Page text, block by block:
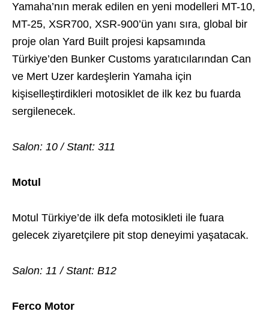
Yamaha’nın merak edilen en yeni modelleri MT-10,
MT-25, XSR700, XSR-900’ün yanı sıra, global bir
proje olan Yard Built projesi kapsamında
Türkiye’den Bunker Customs yaratıcılarından Can
ve Mert Uzer kardeşlerin Yamaha için
kişiselleştirdikleri motosiklet de ilk kez bu fuarda
sergilenecek.
Salon: 10 / Stant: 311
Motul
Motul Türkiye’de ilk defa motosikleti ile fuara
gelecek ziyaretçilere pit stop deneyimi yaşatacak.
Salon: 11 / Stant: B12
Ferco Motor